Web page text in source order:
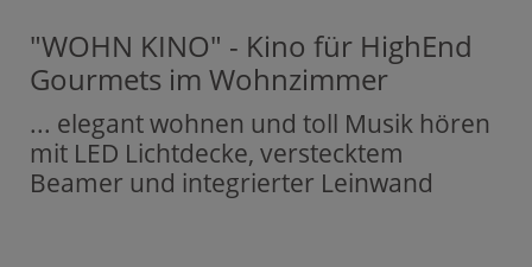
"WOHN KINO" - Kino für HighEnd
Gourmets im Wohnzimmer
... elegant wohnen und toll Musik hören
mit LED Lichtdecke, verstecktem
Beamer und integrierter Leinwand